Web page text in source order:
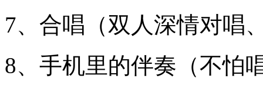
7、合唱（双人深情对唱
8、手机里的伴奏（不怕